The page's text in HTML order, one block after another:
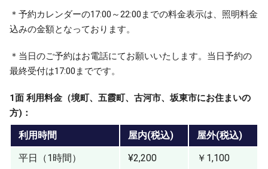
＊予約カレンダーの17:00～22:00までの料金表示は、照明料金
込みの金額となっております。
＊当日のご予約はお電話にてお願いいたします。当日予約の
最終受付は17:00までです。
1面 利用料金（境町、五霞町、古河市、坂東市にお住まいの
方)：
利用時間 屋内(税込)
屋外(税込)
平日（1時間）
¥2,200
￥1,100